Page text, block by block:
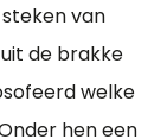
van
de brakke
welke
hen een